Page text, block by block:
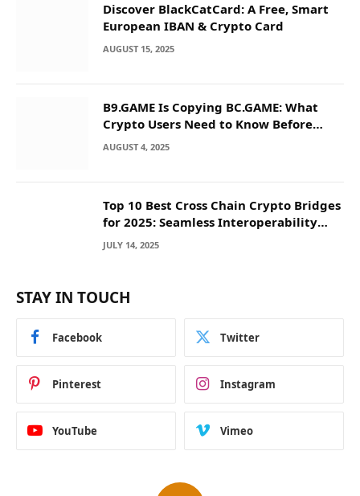
Discover BlackCatCard: A Free, Smart
European IBAN & Crypto Card
AUGUST 15, 2025
B9.GAME Is Copying BC.GAME: What
Crypto Users Need to Know Before
They Deposit
AUGUST 4, 2025
Top 10 Best Cross Chain Crypto Bridges
for 2025: Seamless Interoperability
Across Blockchain Networks
JULY 14, 2025
STAY IN TOUCH
Facebook Twitter
Pinterest Instagram
YouTube Vimeo